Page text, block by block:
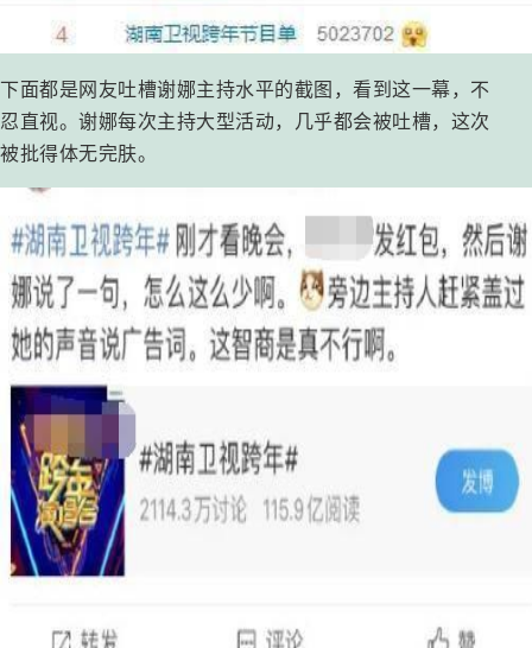
下面都是网友吐槽谢娜主持水平的截图，看到这一幕，不
忍直视。谢娜每次主持大型活动，几乎都会被吐槽，这次
被批得体无完肤。